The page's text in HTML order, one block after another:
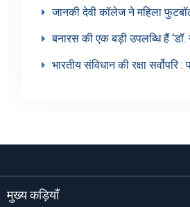
जानकी देवी कॉलेज ने महिला
बनारस की एक बड़ी उपलब्धि हैं ‘डॉ.
भारतीय संविधान की रक्षा सर्वोपरि :
मुख्य कड़ियाँ